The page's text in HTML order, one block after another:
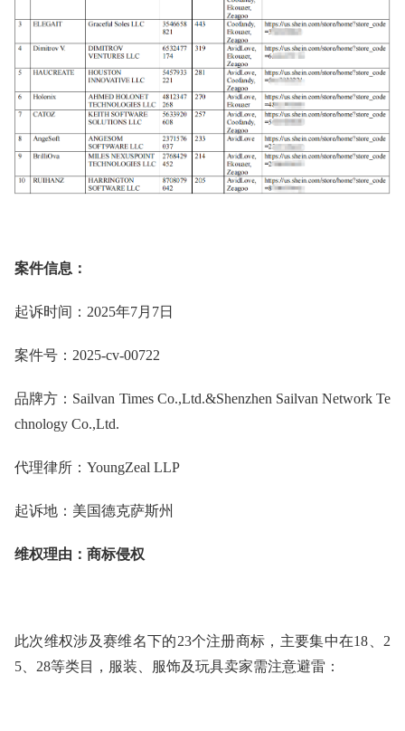
案件信息：
起诉时间：2025年7月 7日
案件号：2025-cv-00722
品牌方 ：Sailvan Times Co.,Ltd.&Shenzhen Sailvan Network Te
chnology Co.,Ltd.
代理律所：YoungZeal LLP
起诉地：美国德克萨斯州
维权理由：商标侵权
此次维权涉及赛维名下的23个注册商标，主要集中在18、2
5、28等类目，服装、服饰及玩具卖家需注意避雷：